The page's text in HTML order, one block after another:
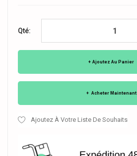
Qté:
Ajoutez Au Panier
Acheter Maintenant
Ajoutez À Votre Liste De Souhaits